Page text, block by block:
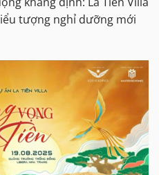
tượng nghỉ dưỡng mới